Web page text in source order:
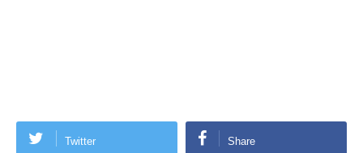
Twitter Share